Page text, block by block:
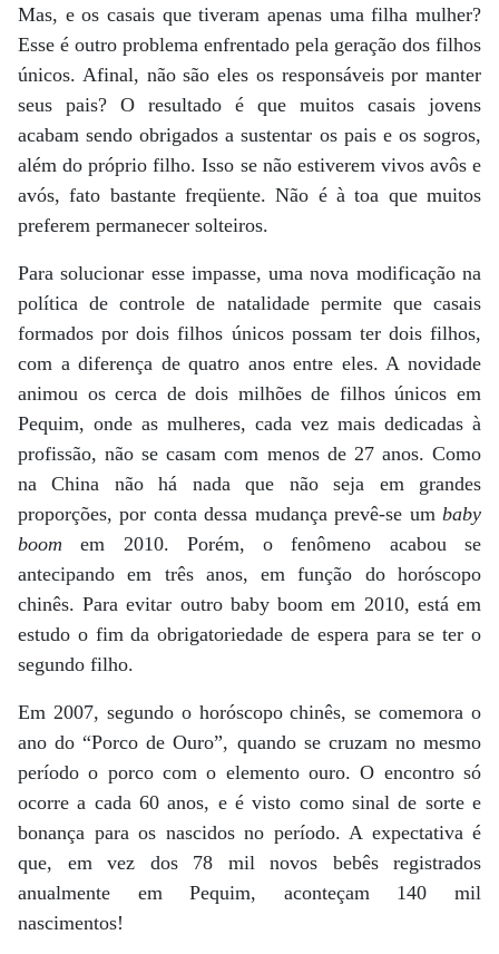
Mas, e os casais que tiveram apenas uma filha mulher?
Esse é outro problema enfrentado pela geração dos filhos
únicos. Afinal, não são eles os responsáveis por manter
seus pais? O resultado é que muitos casais jovens
acabam sendo obrigados a sustentar os pais e os sogros,
além do próprio filho. Isso se não estiverem vivos avôs e
avós, fato bastante freqüente. Não é à toa que muitos
preferem permanecer solteiros.
Para solucionar esse impasse, uma nova modificação na
política de controle de natalidade permite que casais
formados por dois filhos únicos possam ter dois filhos,
com a diferença de quatro anos entre eles. A novidade
animou os cerca de dois milhões de filhos únicos em
Pequim, onde as mulheres, cada vez mais dedicadas à
profissão, não se casam com menos de 27 anos. Como
na China não há nada que não seja em grandes
proporções, por conta dessa mudança prevê-se um baby
boom em 2010. Porém, o fenômeno acabou se
antecipando em três anos, em função do horóscopo
chinês. Para evitar outro baby boom em 2010, está em
estudo o fim da obrigatoriedade de espera para se ter o
segundo filho.
Em 2007, segundo o horóscopo chinês, se comemora o
ano do “Porco de Ouro”, quando se cruzam no mesmo
período o porco com o elemento ouro. O encontro só
ocorre a cada 60 anos, e é visto como sinal de sorte e
bonança para os nascidos no período. A expectativa é
que, em vez dos 78 mil novos bebês registrados
anualmente em Pequim, aconteçam 140 mil
nascimentos!